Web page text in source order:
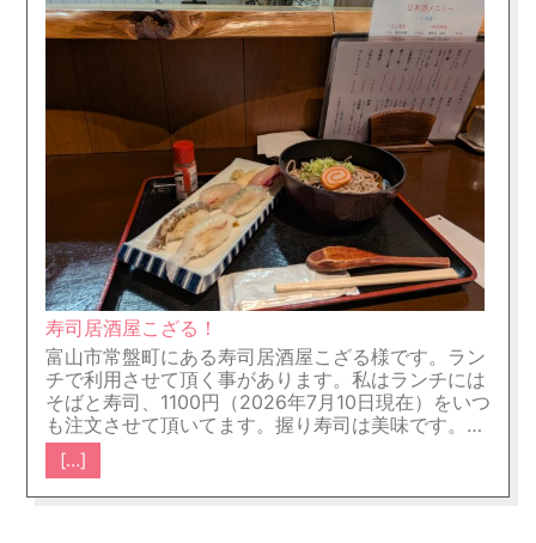
寿司居酒屋こざる！
富山市常盤町にある寿司居酒屋こざる様です。ラン
チで利用させて頂く事があります。私はランチには
そばと寿司、1100円（2026年7月10日現在）をいつ
も注文させて頂いてます。握り寿司は美味です。こ
の値段でこの味を提供して頂けるのは、さすが富山
だなといつも関心しています。旅行者の方で昼食を
迷われた方には、裏地になりますが街中にあります
[…]